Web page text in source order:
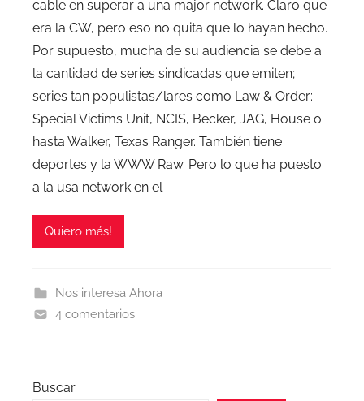
cable en superar a una major network. Claro que
era la CW, pero eso no quita que lo hayan hecho.
Por supuesto, mucha de su audiencia se debe a
la cantidad de series sindicadas que emiten;
series tan populistas/lares como Law & Order:
Special Victims Unit, NCIS, Becker, JAG, House o
hasta Walker, Texas Ranger. También tiene
deportes y la WWW Raw. Pero lo que ha puesto
a la usa network en el
Quiero más!
Nos interesa Ahora
4 comentarios
Buscar